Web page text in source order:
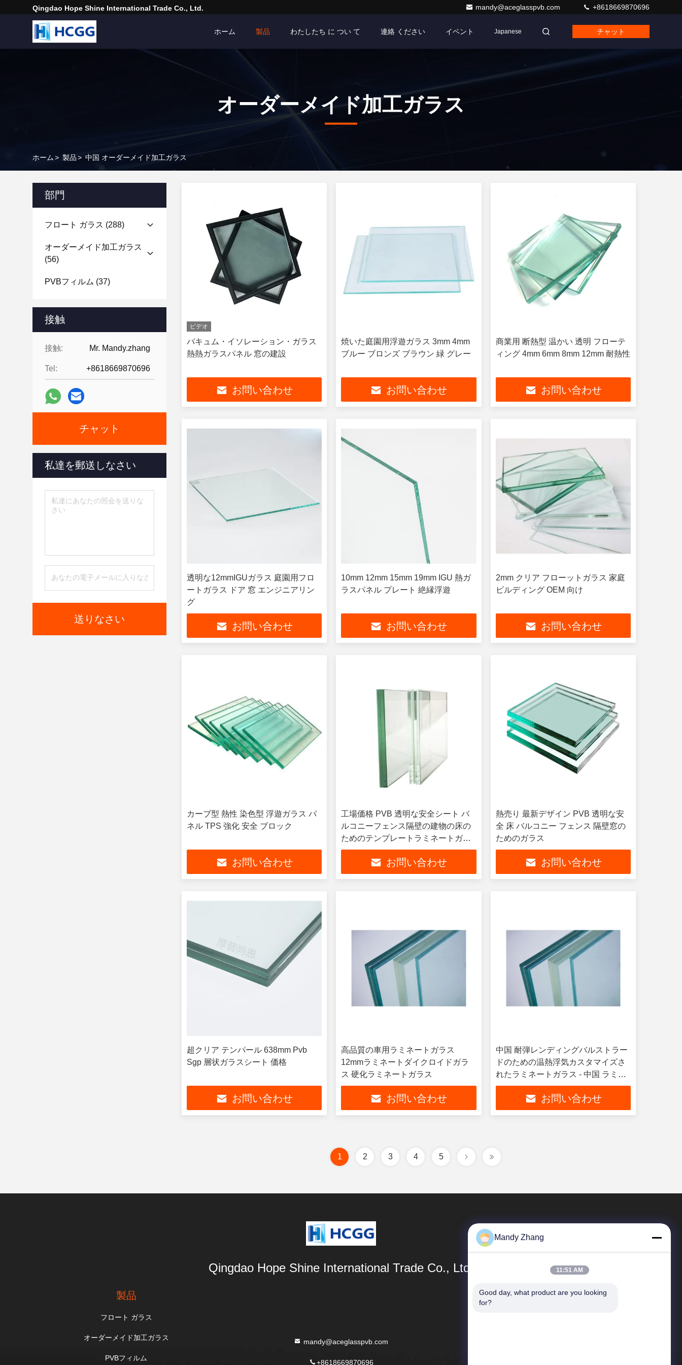
Qingdao Hope Shine International Trade Co., Ltd. mandy@aceglasspvb.com +8618669870696
ホーム 製品 わたしたち に つい て 連絡 ください イベント Japanese チャット
オーダーメイド加工ガラス
ホーム> 製品> 中国 オーダーメイド加工ガラス
部門
フロート ガラス (288)
オーダーメイド加工ガラス
(56)
PVBフィルム (37)
接触
接触: Mr. Mandy.zhang
Tel: +8618669870696
チャット
私達を郵送しなさい
送りなさい
ビデオ
バキュム・イソレーション・ガラス
熱熱ガラスパネル 窓の建設
お問い合わせ
焼いた庭園用浮遊ガラス 3mm 4mm
ブルー ブロンズ ブラウン 緑 グレー
お問い合わせ
商業用 断熱型 温かい 透明 フローテ
ィング 4mm 6mm 8mm 12mm 耐熱性
お問い合わせ
透明な12mmIGUガラス 庭園用フロ
ートガラス ドア 窓 エンジニアリン
グ
お問い合わせ
10mm 12mm 15mm 19mm IGU 熱ガ
ラスパネル プレート 絶縁浮遊
お問い合わせ
2mm クリア フローットガラス 家庭
ビルディング OEM 向け
お問い合わせ
カーブ型 熱性 染色型 浮遊ガラス パ
ネル TPS 強化 安全 ブロック
お問い合わせ
工場価格 PVB 透明な安全シート バ
ルコニーフェンス隔壁の建物の床の
ためのテンプレートラミネートガラ
ス
お問い合わせ
熱売り 最新デザイン PVB 透明な安
全 床 バルコニー フェンス 隔壁窓の
ためのガラス
お問い合わせ
超クリア テンパール 638mm Pvb
Sgp 層状ガラスシート 価格
お問い合わせ
高品質の車用ラミネートガラス
12mmラミネートダイクロイドガラ
ス 硬化ラミネートガラス
お問い合わせ
中国 耐弾レンディングバルストラー
ドのための温熱浮気カスタマイズさ
れたラミネートガラス - 中国 ラミネ
ートガラス,透明ラミネートガラス
お問い合わせ
1 2 3 4 5
Qingdao Hope Shine International Trade Co., Ltd.
製品
フロート ガラス
オーダーメイド加工ガラス
PVBフィルム
mandy@aceglasspvb.com
+8618669870696
SAIKESAISI水素エナジー
Mandy Zhang
11:51 AM
Good day, what product are you looking
for?